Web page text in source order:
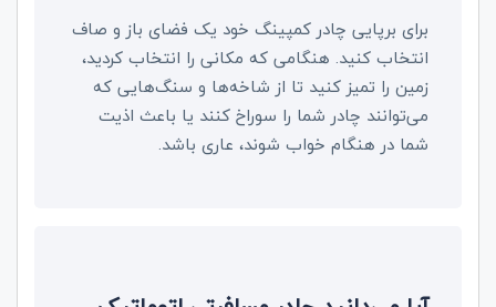
برای برپایی چادر کمپینگ خود یک فضای باز و صاف
انتخاب کنید. هنگامی که مکانی را انتخاب کردید،
زمین را تمیز کنید تا از شاخه‌ها و سنگ‌هایی که
می‌توانند چادر شما را سوراخ کنند یا باعث اذیت
شما در هنگام خواب شوند، عاری باشد.